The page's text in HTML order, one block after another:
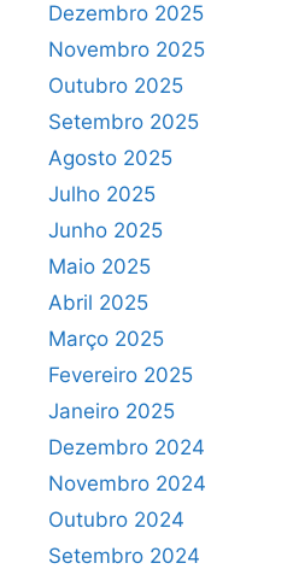
Dezembro 2025
Novembro 2025
Outubro 2025
Setembro 2025
Agosto 2025
Julho 2025
Junho 2025
Maio 2025
Abril 2025
Março 2025
Fevereiro 2025
Janeiro 2025
Dezembro 2024
Novembro 2024
Outubro 2024
Setembro 2024